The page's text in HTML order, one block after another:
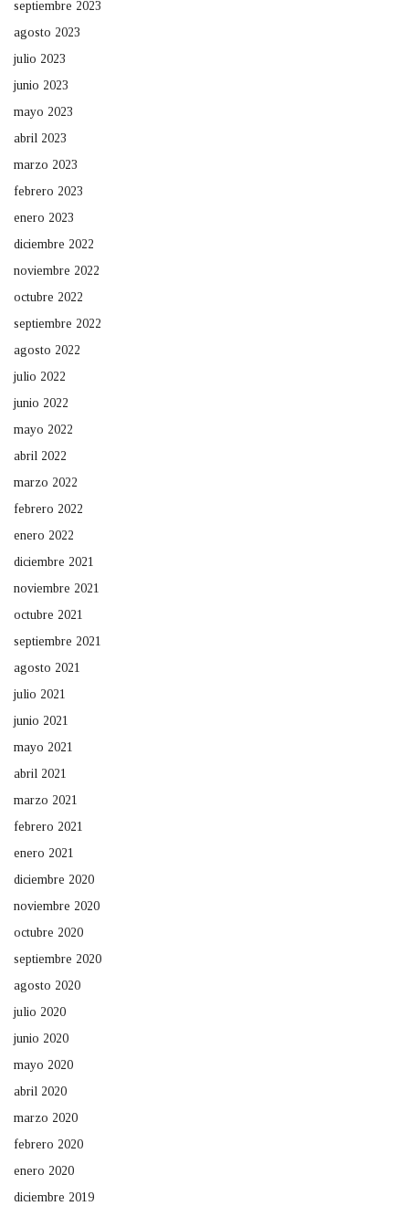
septiembre 2023
agosto 2023
julio 2023
junio 2023
mayo 2023
abril 2023
marzo 2023
febrero 2023
enero 2023
diciembre 2022
noviembre 2022
octubre 2022
septiembre 2022
agosto 2022
julio 2022
junio 2022
mayo 2022
abril 2022
marzo 2022
febrero 2022
enero 2022
diciembre 2021
noviembre 2021
octubre 2021
septiembre 2021
agosto 2021
julio 2021
junio 2021
mayo 2021
abril 2021
marzo 2021
febrero 2021
enero 2021
diciembre 2020
noviembre 2020
octubre 2020
septiembre 2020
agosto 2020
julio 2020
junio 2020
mayo 2020
abril 2020
marzo 2020
febrero 2020
enero 2020
diciembre 2019